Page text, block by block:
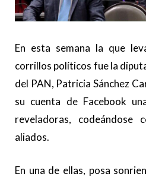
En esta semana la que
corrillos políticos fue la
del PAN, Patricia Sánchez
su cuenta de Facebook
reveladoras,
aliados.
En una de ellas, posa